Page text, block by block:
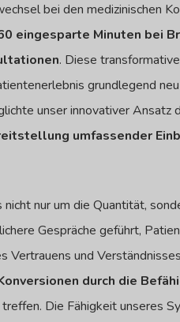
bei den medizinischen
eingesparte Minuten bei
. Diese
grundlegend
unser innovativer Ansatz
umfassender
nur um die Quantität,
Gespräche geführt,
Vertrauens und
durch die
Die Fähigkeit unseres